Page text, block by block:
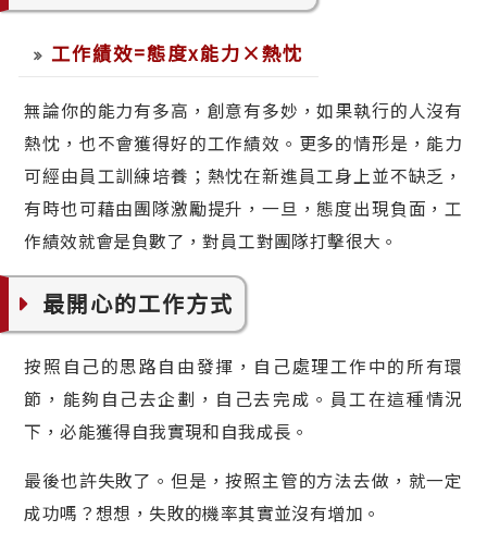
工作績效=態度x能力×熱忱
無論你的能力有多高，創意有多妙，如果執行的人沒有
熱忱，也不會獲得好的工作績效。更多的情形是，能力
可經由員工訓練培養；熱忱在新進員工身上並不缺乏，
有時也可藉由團隊激勵提升，一旦，態度出現負面，工
作績效就會是負數了，對員工對團隊打擊很大。
最開心的工作方式
按照自己的思路自由發揮，自己處理工作中的所有環
節，能夠自己去企劃，自己去完成。員工在這種情況
下，必能獲得自我實現和自我成長。
最後也許失敗了。但是，按照主管的方法去做，就一定
成功嗎？想想，失敗的機率其實並沒有增加。